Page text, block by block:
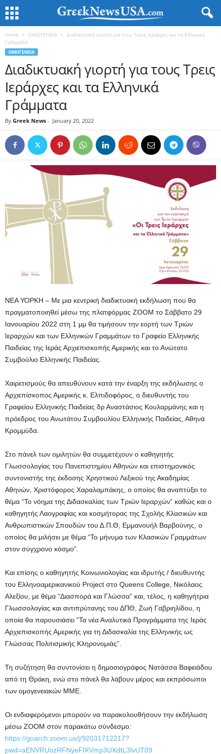
Home ΟΜΟΓΕΝΕΙΑ
Διαδικτυακή γιορτή για τους Τρεις Ιεράρχες και τα Ελληνικά
Γράμματα
ΟΜΟΓΕΝΕΙΑ
Διαδικτυακή γιορτή για τους Τρεις
Ιεράρχες και τα Ελληνικά
Γράμματα
By Greek News - January 20, 2022
ΝΕΑ ΥΟΡΚΗ – Με μια κεντρική διαδικτυακή εκδήλωση που θα
πραγματοποιηθεί μέσω της πλατφόρμας ZΟΟΜ το Σάββατο 29
Ιανουαρίου 2022 στη 1 μμ θα τιμήσουν την εορτή των Τριών
Ιεραρχών και των Ελληνικών Γραμμάτων το Γραφείο Ελληνικής
Παιδείας της Ιεράς Αρχιεπισκοπής Αμερικής και το Ανώτατο
Συμβούλιο Ελληνικής Παιδείας.
Χαιρετισμούς θα απευθύνουν κατά την έναρξη της εκδήλωσης ο
Αρχιεπίσκοπος Αμερικής κ. Ελπιδοφόρος, ο διευθυντής του
Γραφείου Ελληνικής Παιδείας δρ Αναστάσιος Κουλαρμάνης και η
πρόεδρος του Ανωτάτου Συμβουλίου Ελληνικής Παιδείας, Αθηνά
Κρομμύδα.
Στο πάνελ των ομιλητών θα συμμετέχουν ο καθηγητής
Γλωσσολογίας του Πανεπιστημίου Αθηνών και επιστημονικός
συντονιστής της έκδοσης Χρηστικού Λεξικού της Ακαδημίας
Αθηνών, Χριστόφορος Χαραλαμπάκης, ο οποίος θα αναπτύξει το
θέμα “Το νόημα της Διδασκαλίας των Τριών Ιεραρχών” καθώς και ο
καθηγητής Λαογραφίας και κοσμήτορας της Σχολής Κλασικών και
Ανθρωπιστικών Σπουδών του Δ.Π.Θ, Εμμανουήλ Βαρβούνης, ο
οποίος θα μιλήσει με θέμα “Το μήνυμα των Kλασικών Γραμμάτων
στον σύγχρονο κόσμο”.
Και επίσης ο καθηγητής Κοινωνιολογίας και ιδρυτής / διευθυντής
του Ελληνοαμερικανικού Project στο Queens College, Νικόλαος
Αλεξίου, με θέμα “Διασπορά και Γλώσσα” και, τέλος, η καθηγήτρια
Γλωσσολογίας και αντιπρύτανης του ΔΠΘ, Ζωή Γαβριηλίδου, η
οποία θα παρουσιάσει “Τα νέα Αναλυτικά Προγράμματα της Ιεράς
Αρχιεπισκοπής Αμερικής για τη Διδασκαλία της Ελληνικής ως
Γλώσσας Πολιτισμικής Κληρονομιάς”.
Τη συζήτηση θα συντονίσει η δημοσιογράφος Νατάσσα Βαφειάδου
από τη Θράκη, ενώ στο πάνελ θα λάβουν μέρος και εκπρόσωποι
των ομογενειακών ΜΜΕ.
Οι ενδιαφερόμενοι μπορούν να παρακολουθήσουν την εκδήλωση
μέσω ZΟΟΜ στον παρακάτω σύνδεσμο:
https://goarch.zoom.us/j/92031712217?
pwd=aENVRUozRFNyeFlXVmp3UXdtL3lvUT09